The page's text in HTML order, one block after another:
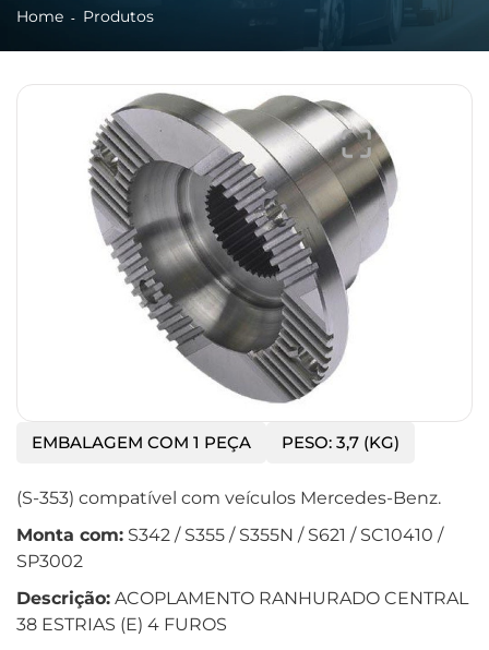
Home Produtos
EMBALAGEM COM 1 PEÇA PESO: 3,7 (KG)
(S-353) compatível com veículos Mercedes-Benz.
Monta com: S342 / S355 / S355N / S621 / SC10410 /
SP3002
Descrição: ACOPLAMENTO RANHURADO CENTRAL
38 ESTRIAS (E) 4 FUROS